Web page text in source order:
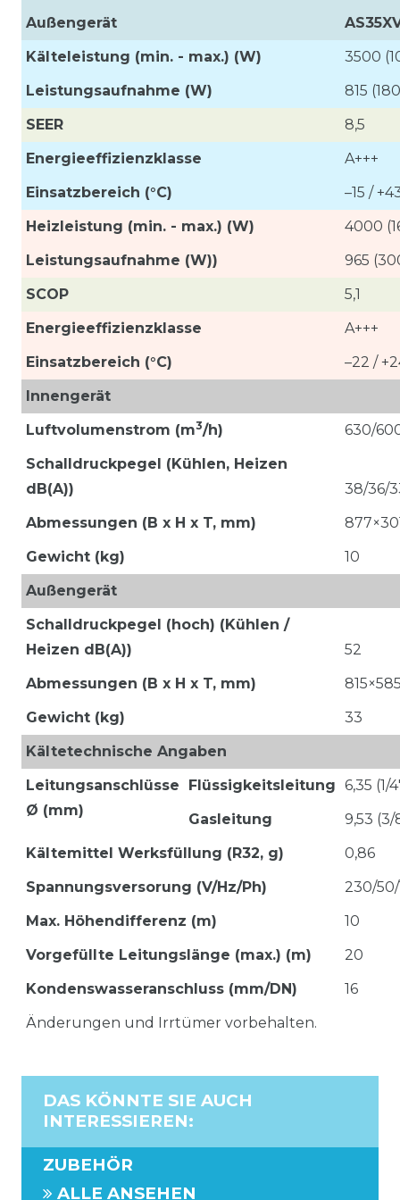
Außengerät
Kälteleistung (min. - max.) (W)
3500
Leistungsaufnahme (W)
815
SEER
8,5
Energieeffizienzklasse
A+++
Einsatzbereich (°C)
–15 /
Heizleistung (min. - max.) (W)
4000
Leistungsaufnahme (W))
965
SCOP
5,1
Energieeffizienzklasse
A+++
Einsatzbereich (°C)
–22 /
Innengerät
Luftvolumenstrom (m3/h)
630/
Schalldruckpegel (Kühlen, Heizen
dB(A))
38/36/
Abmessungen (B x H x T, mm)
Gewicht (kg)
10
Außengerät
Schalldruckpegel (hoch) (Kühlen /
Heizen dB(A))
52
Abmessungen (B x H x T, mm)
Gewicht (kg)
33
Kältetechnische Angaben
Leitungsanschlüsse
Ø (mm)
Flüssigkeitsleitung 6,35 (1/
Gasleitung
9,53 (3/
Kältemittel Werksfüllung (R32, g)
0,86
Spannungsversorung (V/Hz/Ph)
230/50/
Max. Höhendifferenz (m)
10
Vorgefüllte Leitungslänge (max.) (m)
20
Kondenswasseranschluss (mm/DN)
16
Änderungen und Irrtümer vorbehalten.
DAS KÖNNTE SIE AUCH
INTERESSIEREN:
ZUBEHÖR
ALLE ANSEHEN